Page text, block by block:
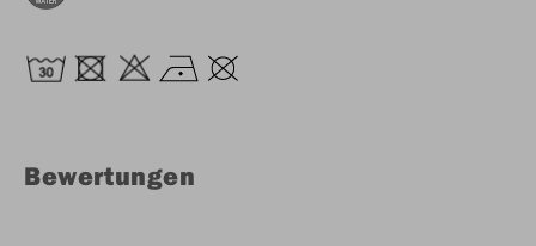
Bewertungen